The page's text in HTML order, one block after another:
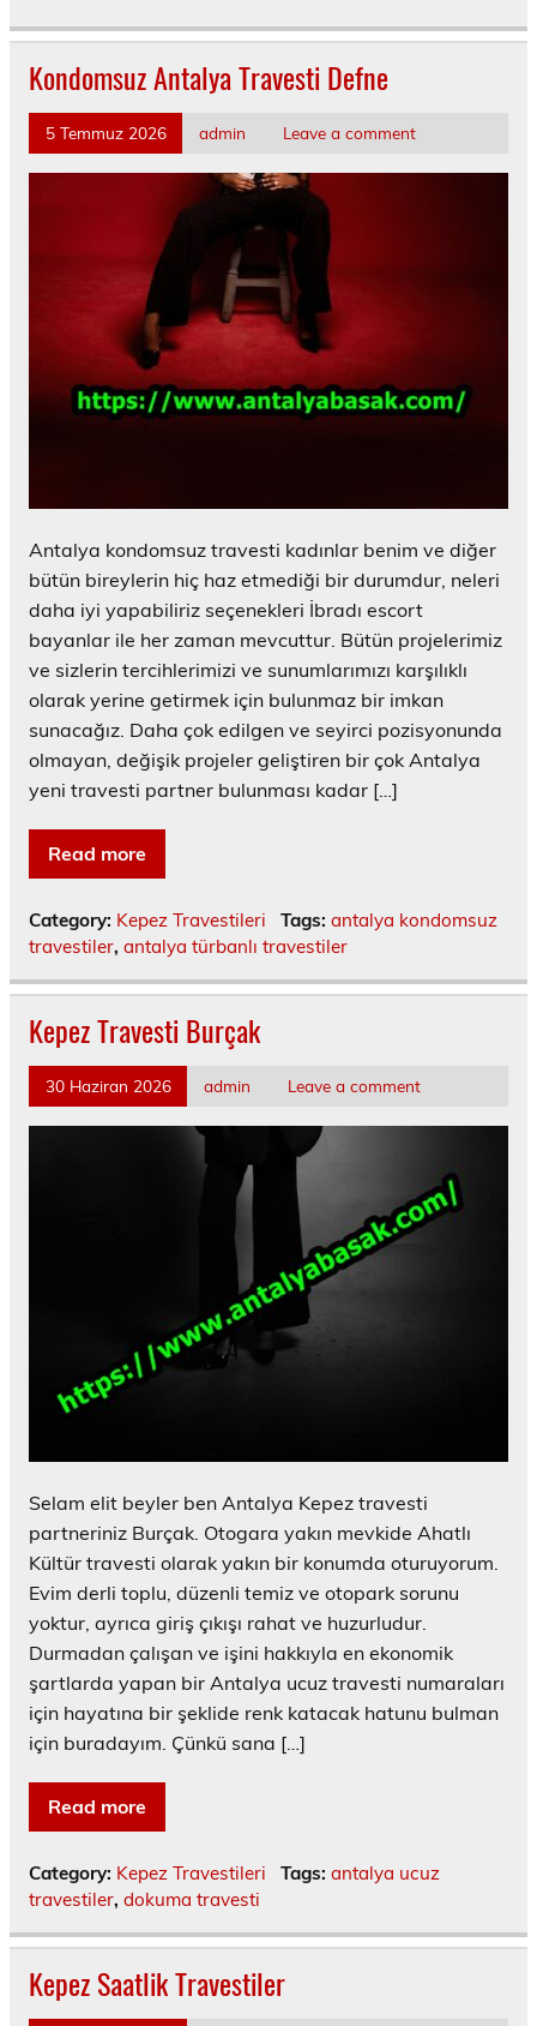
Kondomsuz Antalya Travesti Defne
5 Temmuz 2026 admin Leave a comment
Antalya kondomsuz travesti kadınlar benim ve diğer
bütün bireylerin hiç haz etmediği bir durumdur, neleri
daha iyi yapabiliriz seçenekleri İbradı escort
bayanlar ile her zaman mevcuttur. Bütün projelerimiz
ve sizlerin tercihlerimizi ve sunumlarımızı karşılıklı
olarak yerine getirmek için bulunmaz bir imkan
sunacağız. Daha çok edilgen ve seyirci pozisyonunda
olmayan, değişik projeler geliştiren bir çok Antalya
yeni travesti partner bulunması kadar […]
Read more
Category: Kepez Travestileri Tags: antalya kondomsuz
travestiler, antalya türbanlı travestiler
Kepez Travesti Burçak
30 Haziran 2026 admin Leave a comment
Selam elit beyler ben Antalya Kepez travesti
partneriniz Burçak. Otogara yakın mevkide Ahatlı
Kültür travesti olarak yakın bir konumda oturuyorum.
Evim derli toplu, düzenli temiz ve otopark sorunu
yoktur, ayrıca giriş çıkışı rahat ve huzurludur.
Durmadan çalışan ve işini hakkıyla en ekonomik
şartlarda yapan bir Antalya ucuz travesti numaraları
için hayatına bir şeklide renk katacak hatunu bulman
için buradayım. Çünkü sana […]
Read more
Category: Kepez Travestileri Tags: antalya ucuz
travestiler, dokuma travesti
Kepez Saatlik Travestiler